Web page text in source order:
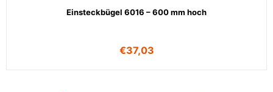
Einsteckbügel 6016 – 600 mm hoch
€37,03